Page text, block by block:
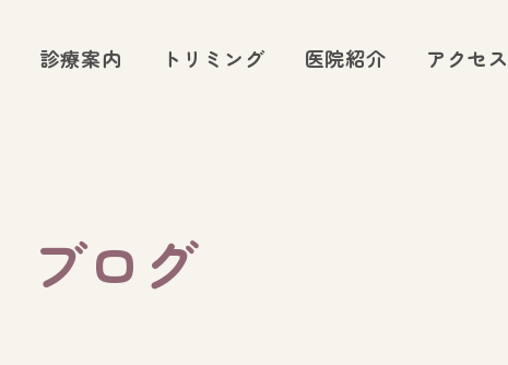
診療案内 トリミング 医院紹介 アクセス
ブログ